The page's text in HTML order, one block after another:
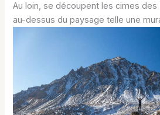
Au loin, se découpent les cimes
au-dessus du paysage telle une